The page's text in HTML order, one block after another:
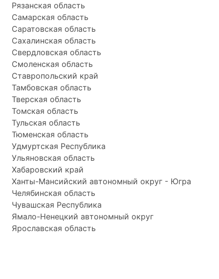
Рязанская область
Самарская область
Саратовская область
Сахалинская область
Свердловская область
Смоленская область
Ставропольский край
Тамбовская область
Тверская область
Томская область
Тульская область
Тюменская область
Удмуртская Республика
Ульяновская область
Хабаровский край
Ханты-Мансийский автономный округ - Югра
Челябинская область
Чувашская Республика
Ямало-Ненецкий автономный округ
Ярославская область